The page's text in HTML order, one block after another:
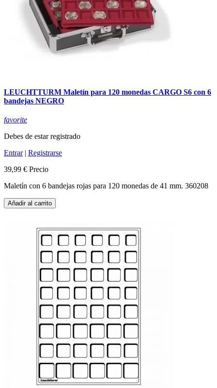
LEUCHTTURM Maletín para 120 monedas CARGO S6 con 6
bandejas NEGRO
favorite
Debes de estar registrado
Entrar| Registrarse
39,99 € Precio
Maletín con 6 bandejas rojas para 120 monedas de 41 mm. 360208
Añadir al carrito